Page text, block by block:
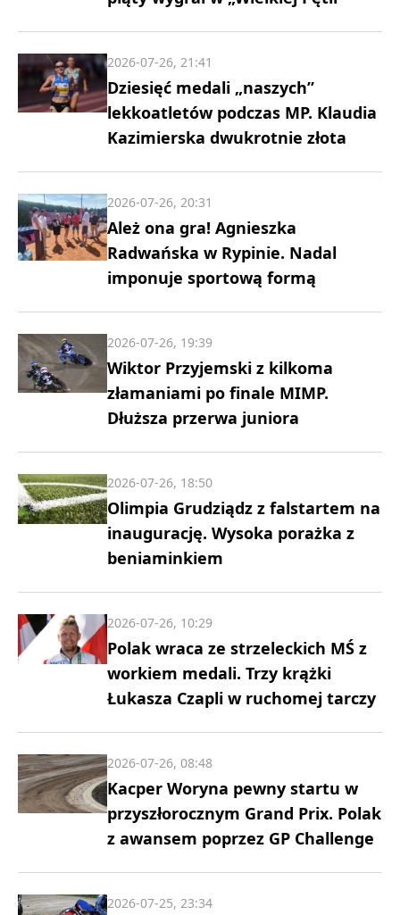
Dziesięć medali „naszych”
lekkoatletów podczas MP. Klaudia
Kazimierska dwukrotnie złota
2026-07-26, 21:41
Ależ ona gra! Agnieszka
Radwańska w Rypinie. Nadal
imponuje sportową formą
2026-07-26, 20:31
Wiktor Przyjemski z kilkoma
złamaniami po finale MIMP.
Dłuższa przerwa juniora
2026-07-26, 19:39
Olimpia Grudziądz z falstartem na
inaugurację. Wysoka porażka z
beniaminkiem
2026-07-26, 18:50
Polak wraca ze strzeleckich MŚ z
workiem medali. Trzy krążki
Łukasza Czapli w ruchomej tarczy
2026-07-26, 10:29
Kacper Woryna pewny startu w
przyszłorocznym Grand Prix. Polak
z awansem poprzez GP Challenge
2026-07-26, 08:48
2026-07-25, 23:34